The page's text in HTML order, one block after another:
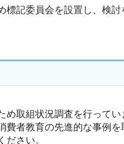
記委員会を設置し、検討
取組状況調査を行ってい
者教育の先進的な事例を
さい。